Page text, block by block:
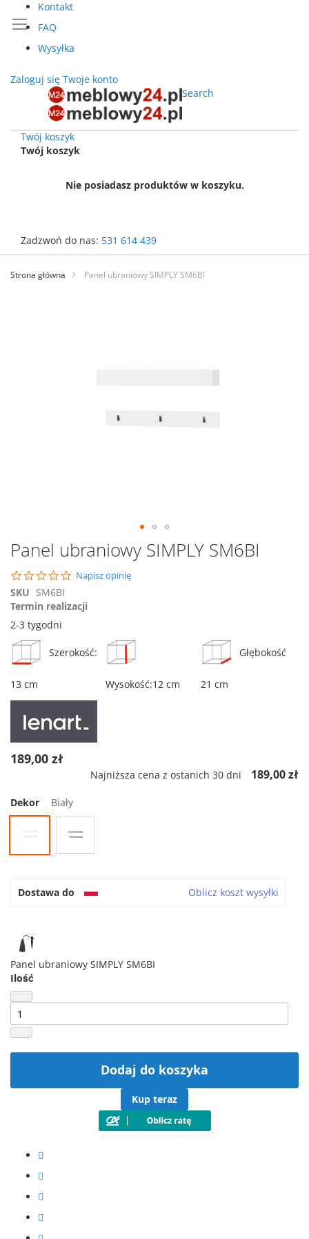
Kontakt
FAQ
Wysyłka
Zaloguj się Twoje konto
Search
Twój koszyk
Twój koszyk
Nie posiadasz produktów w koszyku.
Zadzwoń do nas: 531 614 439
Przejdź
treści
Strona główna Panel ubraniowy SIMPLY SM6BI
Przejdź
na
początek
galerii
Panel ubraniowy SIMPLY SM6BI
0.0
Napisz opinię
SKU SM6BI
Termin realizacji
2-3 tygodni
Szerokość:
13 cm Wysokość:12 cm
Głębokość
21 cm
189,00 zł
Najniższa cena z ostanich 30 dni 189,00 zł
Dekor Biały
Dostawa do Oblicz koszt wysyłki
Panel ubraniowy SIMPLY SM6BI
Ilość
Dodaj do koszyka
Kup teraz